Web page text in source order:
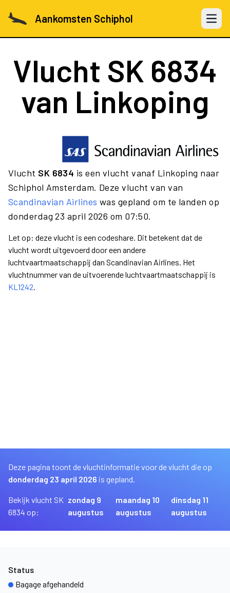
Aankomsten Schiphol Open
Vlucht SK 6834
van Linkoping
Vlucht SK 6834 is een vlucht vanaf Linkoping naar
Schiphol Amsterdam. Deze vlucht van van
Scandinavian Airlines was gepland om te landen op
donderdag 23 april 2026 om 07:50.
Let op: deze vlucht is een codeshare. Dit betekent dat de
vlucht wordt uitgevoerd door een andere
luchtvaartmaatschappij dan Scandinavian Airlines. Het
vluchtnummer van de uitvoerende luchtvaartmaatschappij is
KL1242.
Deze pagina toont de vluchtinformatie voor de vlucht die op
donderdag 23 april 2026 is gepland.
Bekijk vlucht SK
6834 op:
zondag 9
augustus
maandag 10
augustus
dinsdag 11
augustus
Status
Bagage afgehandeld